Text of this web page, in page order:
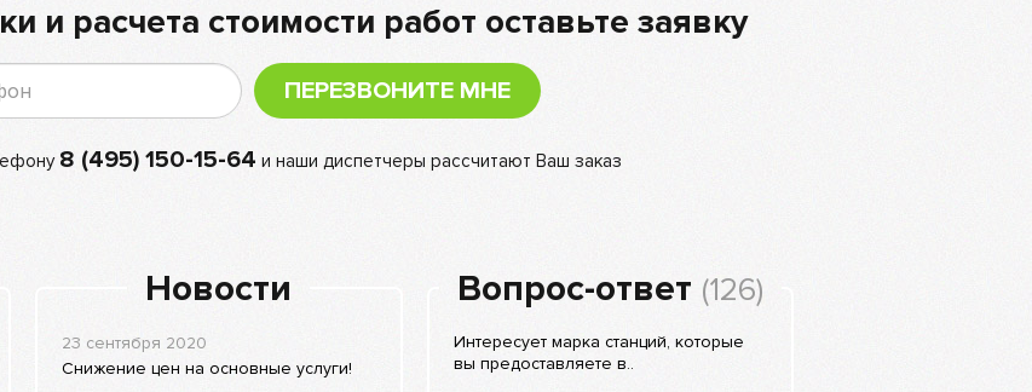
и расчета стоимости работ оставьте заявку
ПЕРЕЗВОНИТЕ МНЕ
8 (495) 150-15-64 и наши диспетчеры рассчитают Ваш заказ
Новости
23 сентября 2020
Снижение цен на основные услуги!
Вопрос-ответ (126)
Интересует марка станций, которые
вы предоставляете в..